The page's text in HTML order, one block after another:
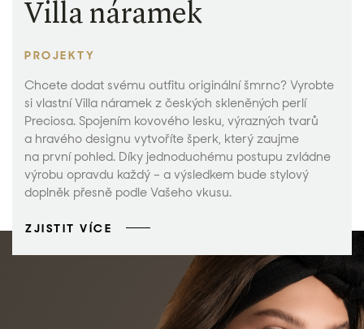
Villa náramek
PROJEKTY
Chcete dodat svému outfitu originální šmrnc? Vyrobte
si vlastní Villa náramek z českých skleněných perlí
Preciosa. Spojením kovového lesku, výrazných tvarů
a hravého designu vytvoříte šperk, který zaujme
na první pohled. Díky jednoduchému postupu zvládne
výrobu opravdu každý – a výsledkem bude stylový
doplněk přesně podle Vašeho vkusu.
ZJISTIT VÍCE